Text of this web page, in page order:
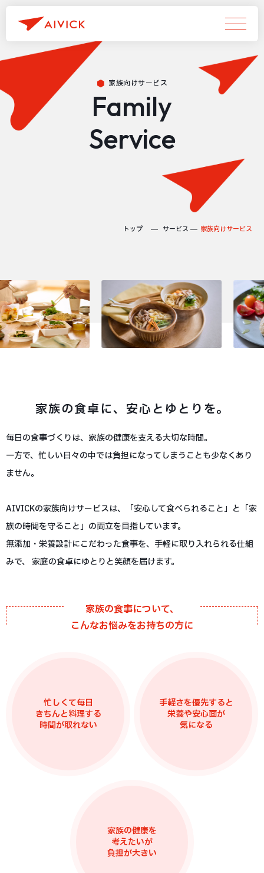
家族向けサービス
Family
Service
トップ サービス 家族向けサービス
家族の食卓に、安心とゆとりを。
毎日の食事づくりは、家族の健康を支える大切な時間。
一方で、忙しい日々の中では負担になってしまうことも少なくあり
ません。
AIVICKの家族向けサービスは、
「安心して食べられること」と「家
族の時間を守ること」の両立を目指しています。
無添加・栄養設計にこだわった食事を、手軽に取り入れられる仕組
みで、
家庭の食卓にゆとりと笑顔を届けます。
家族の食事について、
こんなお悩みをお持ちの方に
忙しくて毎日
きちんと料理する
時間が取れない
手軽さを優先すると
栄養や安心面が
気になる
家族の健康を
考えたいが
負担が大きい